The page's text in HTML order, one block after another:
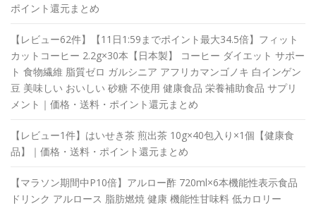
ポイント還元まとめ
【レビュー62件】【11日1:59までポイント最大34.5倍】フィット
カットコーヒー 2.2g×30本【日本製】 コーヒー ダイエット サポー
ト 食物繊維 脂質ゼロ ガルシニア アフリカマンゴノキ 白インゲン
豆 美味しい おいしい 砂糖 不使用 健康食品 栄養補助食品 サプリ
メント｜価格・送料・ポイント還元まとめ
【レビュー1件】はいせき茶 煎出茶 10g×40包入り×1個【健康食
品】｜価格・送料・ポイント還元まとめ
【マラソン期間中P10倍】アルロー酢 720ml×6本機能性表示食品
ドリンク アルロース 脂肪燃焼 健康 機能性甘味料 低カロリー